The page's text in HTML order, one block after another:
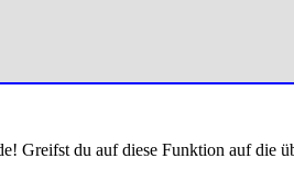
Greifst du auf diese Funktion auf die